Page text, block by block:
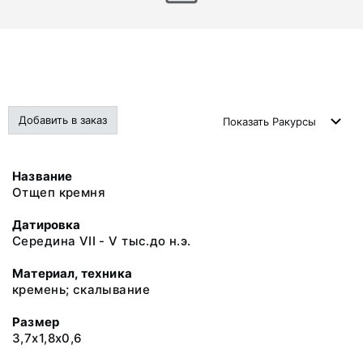
Добавить в заказ Показать Ракурсы
Название
Отщеп кремня
Датировка
Середина VII - V тыс.до н.э.
Материал, техника
кремень; скалывание
Размер
3,7х1,8х0,6